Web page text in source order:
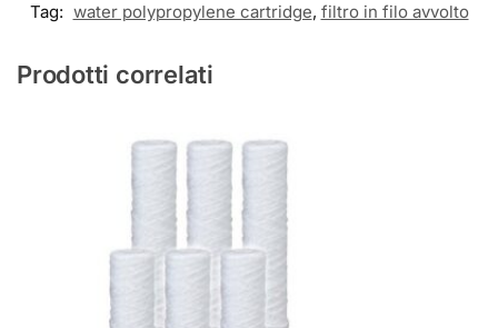
Tag: water polypropylene cartridge, filtro in filo avvolto
Prodotti correlati